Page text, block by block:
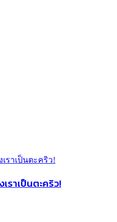
ราเป็นตะคริว!